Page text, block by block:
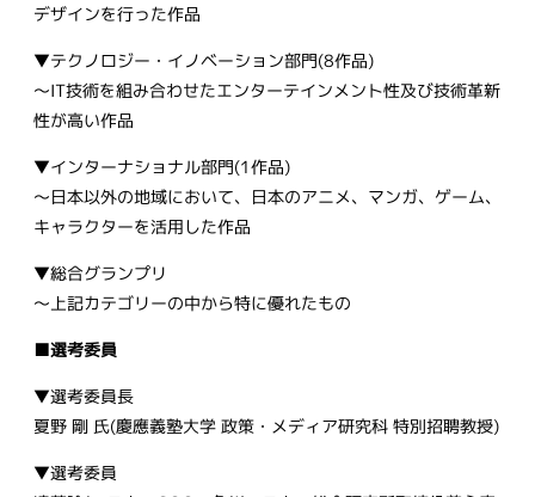
デザインを行った作品
▼テクノロジー・イノベーション部門(8作品)
～IT技術を組み合わせたエンターテインメント性及び技術革新
性が高い作品
▼インターナショナル部門(1作品)
～日本以外の地域において、日本のアニメ、マンガ、ゲーム、
キャラクターを活用した作品
▼総合グランプリ
～上記カテゴリーの中から特に優れたもの
■選考委員
▼選考委員長
夏野 剛 氏(慶應義塾大学 政策・メディア研究科 特別招聘教授)
▼選考委員